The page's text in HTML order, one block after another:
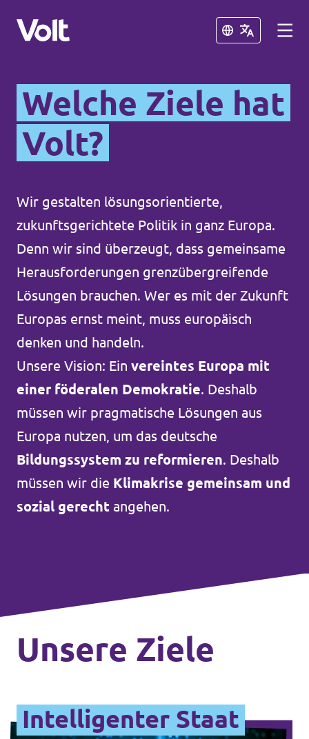
Schließen
Volt in Thüringen
Lokale Teams
Website
Volt in deinem Bundesland
Volt Deutschland Merchandise Shop
Schließen
Über Volt
Menschen
Neuigkeiten
Mache bei uns mit!
Deine Spende für Volt!
Jobs bei Volt
Datenschutz
Impressum
Welche Ziele hat
Volt?
Wir gestalten lösungsorientierte,
zukunftsgerichtete Politik in ganz Europa.
Denn wir sind überzeugt, dass gemeinsame
Herausforderungen grenzübergreifende
Lösungen brauchen. Wer es mit der Zukunft
Europas ernst meint, muss europäisch
denken und handeln.
Unsere Vision: Ein vereintes Europa mit
einer föderalen Demokratie. Deshalb
müssen wir pragmatische Lösungen aus
Europa nutzen, um das deutsche
Bildungssystem zu reformieren. Deshalb
müssen wir die Klimakrise gemeinsam und
sozial gerecht angehen.
Unsere Ziele
Intelligenter Staat